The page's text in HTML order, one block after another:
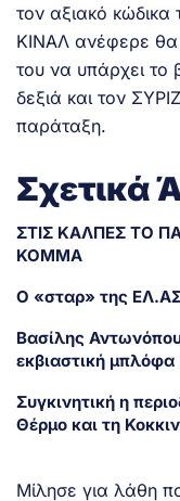
τον αξιακό κώδικα
ΚΙΝΑΛ ανέφερε θα
του να υπάρχει το
δεξιά και τον
παράταξη.
Σχετικά
ΣΤΙΣ ΚΑΛΠΕΣ ΤΟ
KOMMA
Ο «σταρ» της
Βασίλης
εκβιαστική
Συγκινητική η
Θέρμο και τη
Μίλησε για λάθη